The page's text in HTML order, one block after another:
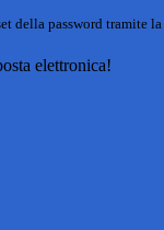
della password tramite la
elettronica!